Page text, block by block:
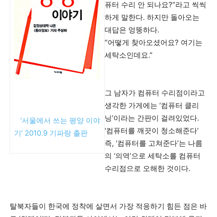
‘서울에서 쓰는 평양 이야
기’ 2010.9 기파랑 출판
퓨터 수리 안 되나요?”라고 씩씩
하게 말한다. 하지만 돌아오는
대답은 엉뚱하다.
“어떻게 찾아오셨어요? 여기는
세탁소인데요.”
그 남자가 컴퓨터 수리점이라고
생각한 가게에는 ‘컴퓨터 클리
닝’이라는 간판이 걸려있었다.
‘컴퓨터를 깨끗이 청소해준다’
즉, ‘컴퓨터를 고쳐준다’는 나름
의 ‘의역’으로 세탁소를 컴퓨터
수리점으로 오해한 것이다.
탈북자들이 한국에 정착에 살면서 가장 적응하기 힘든 점은 바